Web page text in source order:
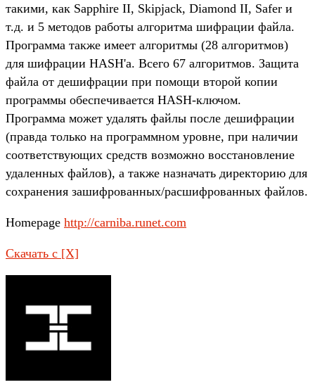
такими, как Sapphire II, Skipjack, Diamond II, Safer и
т.д. и 5 методов работы алгоритма шифрации файла.
Программа также имеет алгоритмы (28 алгоритмов)
для шифрации HASH'а. Всего 67 алгоритмов. Защита
файла от дешифрации при помощи второй копии
программы обеспечивается HASH-ключом.
Программа может удалять файлы после дешифрации
(правда только на программном уровне, при наличии
соответствующих средств возможно восстановление
удаленных файлов), а также назначать директорию для
сохранения зашифрованных/расшифрованных файлов.
Homepage http://carniba.runet.com
Скачать с [X]